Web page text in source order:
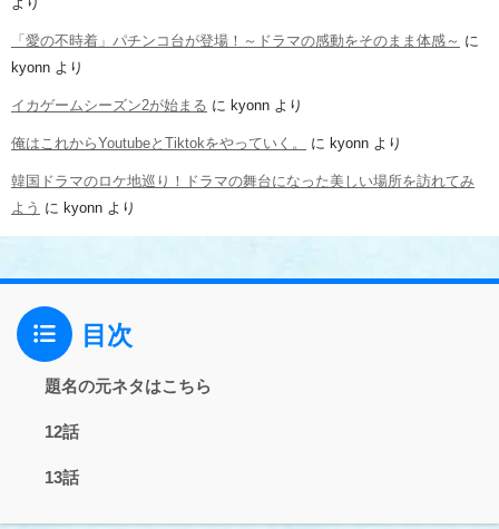
「愛の不時着」パチンコ台が登場！～ドラマの感動をそのまま体感～ に
kyonn より
イカゲームシーズン2が始まる に kyonn より
俺はこれからYoutubeとTiktokをやっていく。 に kyonn より
韓国ドラマのロケ地巡り！ドラマの舞台になった美しい場所を訪れてみ
よう に kyonn より
目次
題名の元ネタはこちら
12話
13話